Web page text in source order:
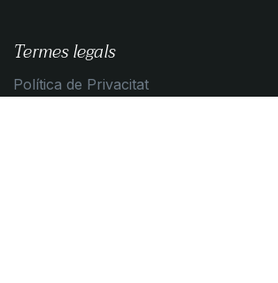
Termes legals
Política de Privacitat